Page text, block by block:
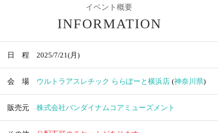
イベント概要
INFORMATION
日 程 2025/7/21(月)
会 場 ウルトラアスレチック ららぽーと横浜店 (神奈川県)
販売元 株式会社バンダイナムコアミューズメント